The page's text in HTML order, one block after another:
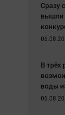
Сразу
вышли
В трёх
воды